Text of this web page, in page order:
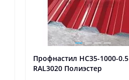
Профнастил НС35-1000-0.5
RAL3020 Полиэстер